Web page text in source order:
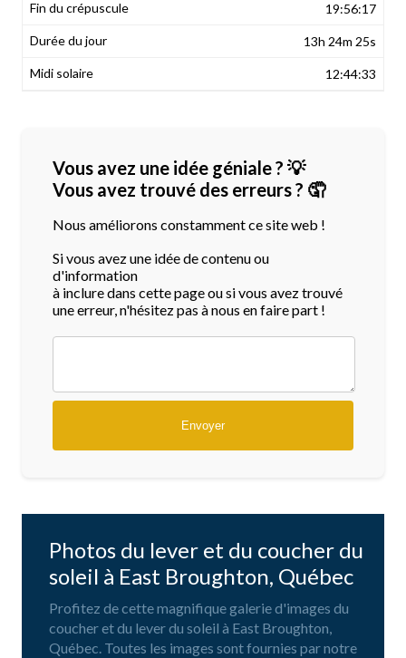
19:56:17
13h 24m 25s
12:44:33
Vous avez une idée géniale ? 💡
Vous avez trouvé des erreurs ? 🤦
Nous améliorons constamment ce site web !
Si vous avez une idée de contenu ou
d'information
à inclure dans cette page ou si vous avez trouvé
une erreur, n'hésitez pas à nous en faire part !
Photos du lever et du coucher du
soleil à East Broughton, Québec
Profitez de cette magnifique galerie d'images du
coucher et du lever du soleil à East Broughton,
Québec. Toutes les images sont fournies par notre